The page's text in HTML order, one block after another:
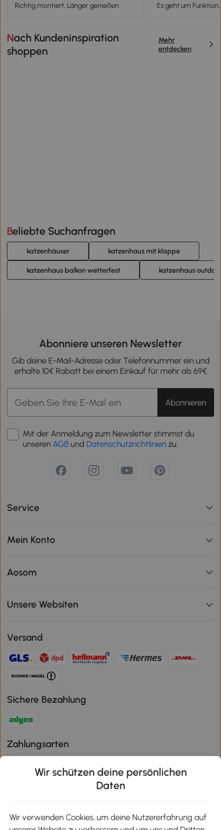
Richtig montiert, Länger genießen Es geht um
Nach Kundeninspiration
shoppen
Mehr
entdecken
Beliebte Suchanfragen
katzenhäuser katzenhaus mit klappe
katzenhaus balkon wetterfest katzenhaus
Abonniere unseren Newsletter
Gib deine E-Mail-Adresse oder Telefonnummer ein und
erhalte 10€ Rabatt bei einem Einkauf für mehr als 69€
Abonnieren
Mit der Anmeldung zum Newsletter stimmst du
unseren AGB und Datenschutzrichtlinien zu.
Service
Mein Konto
Aosom
Unsere Websiten
Versand
Sichere Bezahlung
Zahlungsarten
Wir schützen deine persönlichen
Daten
Wir verwenden Cookies, um deine Nutzererfahrung auf